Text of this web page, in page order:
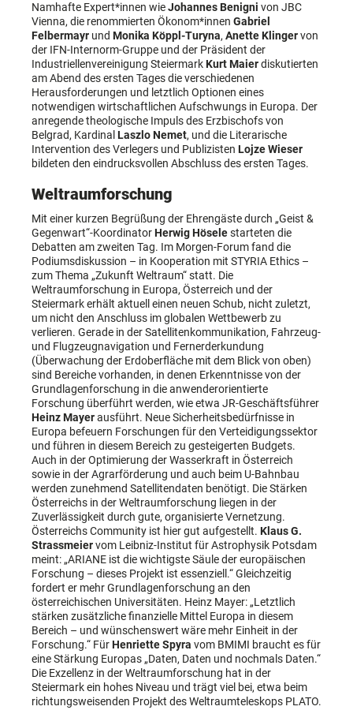
Namhafte Expert*innen wieJohannes Benigni von JBC
Vienna, die renommierten Ökonom*innen Gabriel
Felbermayr und Monika Köppl-Turyna, Anette Klingervon
der IFN-Internorm-Gruppe und der Präsident der
Industriellenvereinigung SteiermarkKurt Maierdiskutierten
am Abend des ersten Tages die verschiedenen
Herausforderungen und letztlich Optionen eines
notwendigen wirtschaftlichen Aufschwungs in Europa. Der
anregende theologische Impuls des Erzbischofs von
Belgrad, Kardinal Laszlo Nemet, und die Literarische
Intervention des Verlegers und Publizisten Lojze Wieser
bildeten den eindrucksvollen Abschluss des ersten Tages.
Weltraumforschung
Mit einer kurzen Begrüßung der Ehrengäste durch „Geist &
Gegenwart“-KoordinatorHerwig Höselestarteten die
Debatten am zweiten Tag. Im Morgen-Forum fand die
Podiumsdiskussion – in Kooperation mit STYRIA Ethics –
zum Thema „Zukunft Weltraum“ statt. Die
Weltraumforschung in Europa, Österreich und der
Steiermark erhält aktuell einen neuen Schub, nicht zuletzt,
um nicht den Anschluss im globalen Wettbewerb zu
verlieren. Gerade in der Satellitenkommunikation, Fahrzeug-
und Flugzeugnavigation und Fernerderkundung
(Überwachung der Erdoberfläche mit dem Blick von oben)
sind Bereiche vorhanden, in denen Erkenntnisse von der
Grundlagenforschung in die anwenderorientierte
Forschung überführt werden, wie etwa JR-Geschäftsführer
Heinz Mayerausführt. Neue Sicherheitsbedürfnisse in
Europa befeuern Forschungen für den Verteidigungssektor
und führen in diesem Bereich zu gesteigerten Budgets.
Auch in der Optimierung der Wasserkraft in Österreich
sowie in der Agrarförderung und auch beim U-Bahnbau
werden zunehmend Satellitendaten benötigt. Die Stärken
Österreichs in der Weltraumforschung liegen in der
Zuverlässigkeit durch gute, organisierte Vernetzung.
Österreichs Community ist hier gut aufgestellt. Klaus G.
Strassmeiervom Leibniz-Institut für Astrophysik Potsdam
meint: „ARIANE ist die wichtigste Säule der europäischen
Forschung – dieses Projekt ist essenziell.“ Gleichzeitig
fordert er mehr Grundlagenforschung an den
österreichischen Universitäten. Heinz Mayer: „Letztlich
stärken zusätzliche finanzielle Mittel Europa in diesem
Bereich – und wünschenswert wäre mehr Einheit in der
Forschung.“ FürHenriette Spyra vom BMIMI braucht es für
eine Stärkung Europas „Daten, Daten und nochmals Daten.“
Die Exzellenz in der Weltraumforschung hat in der
Steiermark ein hohes Niveau und trägt viel bei, etwa beim
richtungsweisenden Projekt des Weltraumteleskops PLATO.